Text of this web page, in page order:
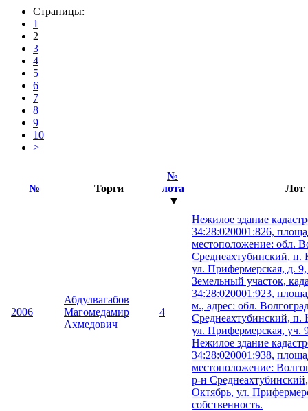
Страницы:
1
2
3
4
5
6
7
8
9
10
>
№ Торги
№
лота
▼
Лот
2006
Абдулвагабов
Магомедамир
Ахмедович
4
Нежилое здание
34:28:020001:826,
местоположение: обл.
Среднеахтубинский, п.
ул. Прифермерская, д. 9,
Земельный участок,
34:28:020001:923,
м., адрес: обл.
Среднеахтубинский, п.
ул. Прифермерская, уч.
Нежилое здание
34:28:020001:938,
местоположение:
р-н
Октябрь, ул.
собственность.